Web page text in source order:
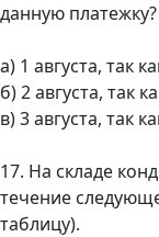
данную платежку?
а) 1 августа, так
б) 2 августа, так
в) 3 августа, так
17. На складе
течение
таблицу).